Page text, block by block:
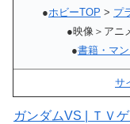
●ホビーTOP > プ
●映像＞アニ
●書籍・マ
サ
ガンダムVS | ＴＶ